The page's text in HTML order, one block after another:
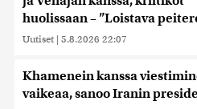
huolissaan – ”Loistava
Uutiset | 5.8.2026 22:07
Khamenein kanssa
vaikeaa, sanoo Iranin